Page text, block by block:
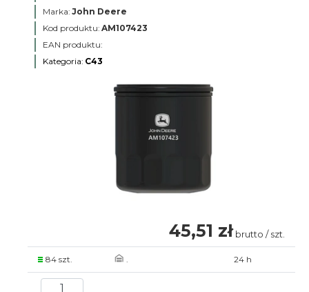
Marka: John Deere
Kod produktu: AM107423
EAN produktu:
Kategoria: C43
45,51 zł brutto / szt.
84 szt. . 24 h